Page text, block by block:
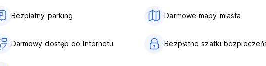
Bezpłatny parking Darmowe mapy miasta
Darmowy dostęp do Internetu Bezpłatne szafki